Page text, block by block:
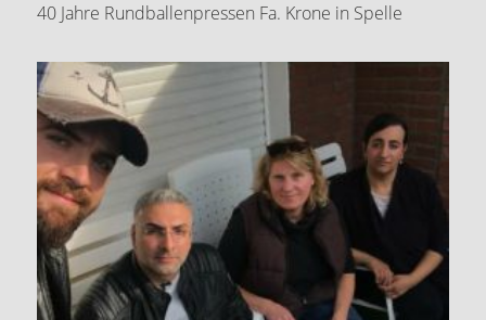
40 Jahre Rundballenpressen Fa. Krone in Spelle